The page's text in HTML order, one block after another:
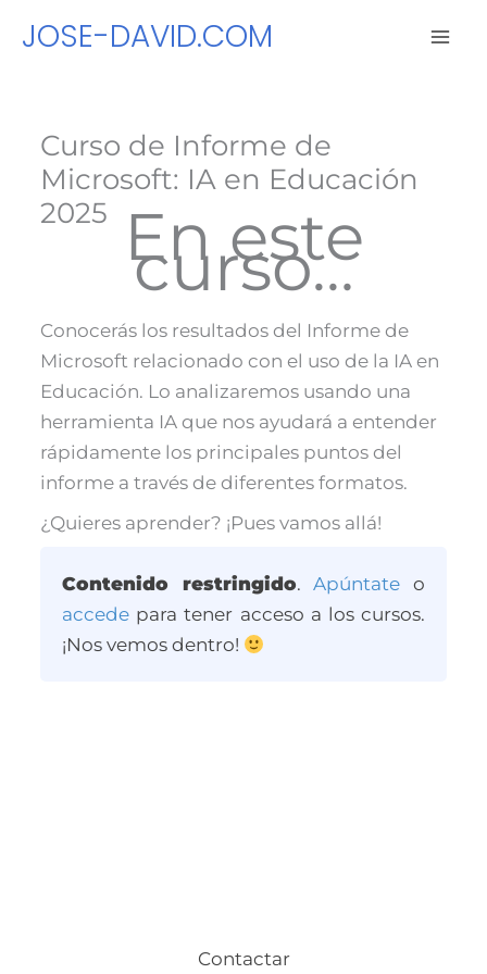
JOSE-DAVID.COM
Curso de Informe de
Microsoft: IA en Educación
2025
En este
curso…
Conocerás los resultados del Informe de
Microsoft relacionado con el uso de la IA en
Educación. Lo analizaremos usando una
herramienta IA que nos ayudará a entender
rápidamente los principales puntos del
informe a través de diferentes formatos.
¿Quieres aprender? ¡Pues vamos allá!
Contenido restringido.Apúntate o
accede para tener acceso a los cursos.
¡Nos vemos dentro!
Contactar